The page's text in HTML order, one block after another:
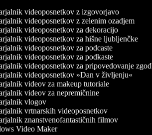
videoposnetkov z izgovorjavo
videoposnetkov z zelenim ozadjem
videoposnetkov za dekoracijo
videoposnetkov za hišne ljubljenčke
videoposnetkov za podcaste
videoposnetkov za podkaste
videoposnetkov za pripovedovanje
videoposnetkov »Dan v življenju«
videov za makeup tutoriale
videov za nepremičnine
vlogov
vrtnarskih videoposnetkov
znanstvenofantastičnih filmov
Video Maker